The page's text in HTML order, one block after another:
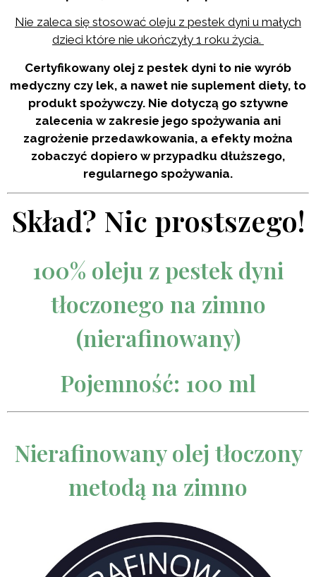
Nie zaleca się stosować oleju z pestek dyni u małych
dzieci które nie ukończyły 1 roku życia.
Certyfikowany olej z pestek dyni to nie wyrób
medyczny czy lek, a nawet nie suplement diety, to
produkt spożywczy. Nie dotyczą go sztywne
zalecenia w zakresie jego spożywania ani
zagrożenie przedawkowania, a efekty można
zobaczyć dopiero w przypadku dłuższego,
regularnego spożywania.
Skład? Nic prostszego!
100% oleju z pestek dyni
tłoczonego na zimno
(nierafinowany)
Pojemność: 100 ml
Nierafinowany olej tłoczony
metodą na zimno